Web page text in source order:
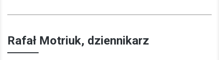
Rafał Motriuk, dziennikarz